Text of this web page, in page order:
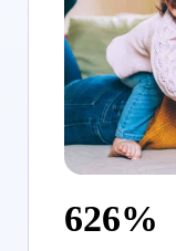
626%